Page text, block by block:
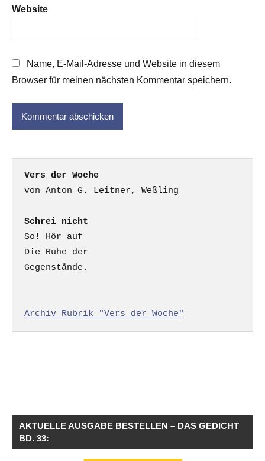
Website
Name, E-Mail-Adresse und Website in diesem
Browser für meinen nächsten Kommentar speichern.
Vers der Woche
Schrei nicht
So! Hör auf
Die Ruhe der
Gegenstände.
Archiv Rubrik "Vers der Woche"
AKTUELLE AUSGABE BESTELLEN – DAS GEDICHT
BD. 33: